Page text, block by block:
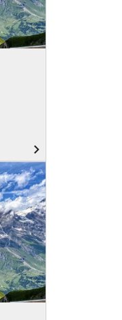
navigate_next